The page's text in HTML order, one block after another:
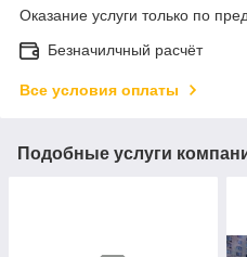
Оказание услуги только по
Безначилчный расчёт
Все условия оплаты
Подобные услуги